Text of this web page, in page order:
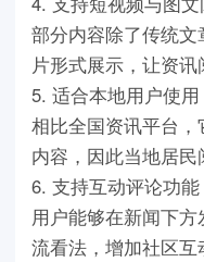
部分内容除了传统
片形式展示，让资讯
5. 适合本地用户使用
相比全国资讯平台
内容，因此当地居民
6. 支持互动评论功能
用户能够在新闻下
流看法，增加社区互